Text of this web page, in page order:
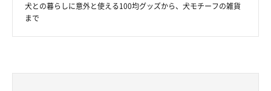
犬との暮らしに意外と使える100均グッズから、犬モチーフの雑貨
まで